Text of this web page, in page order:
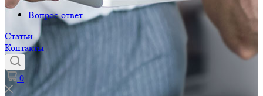
Вопрос-ответ
Статьи
Контакты
0